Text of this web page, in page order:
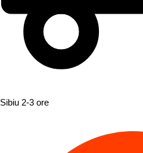
Sibiu 2-3 ore